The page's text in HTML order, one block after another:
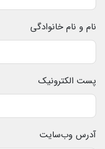
نام و نام خانوادگی
پست الکترونیک
آدرس وب‌سایت